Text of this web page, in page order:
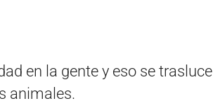
en la gente y eso se trasluce
animales.